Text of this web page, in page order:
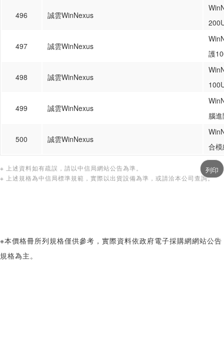
496 誠雲WinNexus
497 誠雲WinNexus
護
498 誠雲WinNexus
499 誠雲WinNexus
腦
500 誠雲WinNexus
合
※ 上述資料如有疏誤，請以中信局網站公告為準。
※ 上述規格為中信局標準規範，實際以出貨設備為準，或請洽本公司查詢。
※本價格冊所列規格僅供參考，實際資料依政府電子採購網網站公告
規格為主。